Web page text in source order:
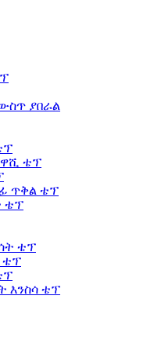
ያበራል
ዋሺ ቴፕ
ጥቅል ቴፕ
ቴፕ
ቴፕ
ቴፕ
እንስሳ ቴፕ